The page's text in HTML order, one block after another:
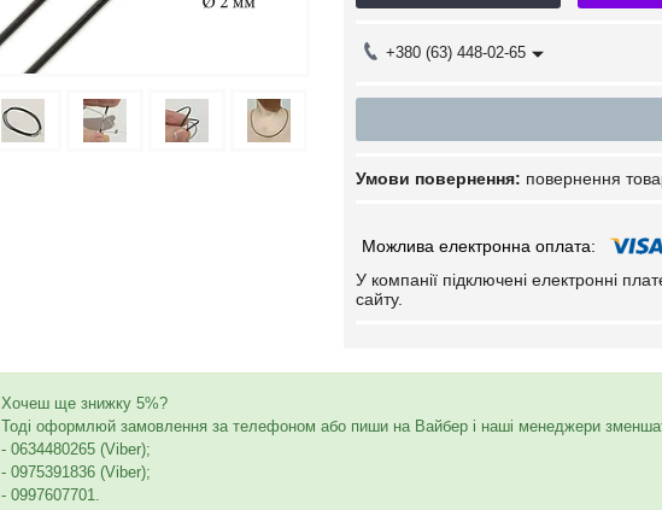
+380 (63) 448-02-65
повернення
У компанії підключені електронні
сайту.
Хочеш ще знижку 5%?
Тоді оформлюй замовлення за телефоном або пиши на Вайбер і наші менеджери
- 0634480265 (Viber);
- 0975391836 (Viber);
- 0997607701.